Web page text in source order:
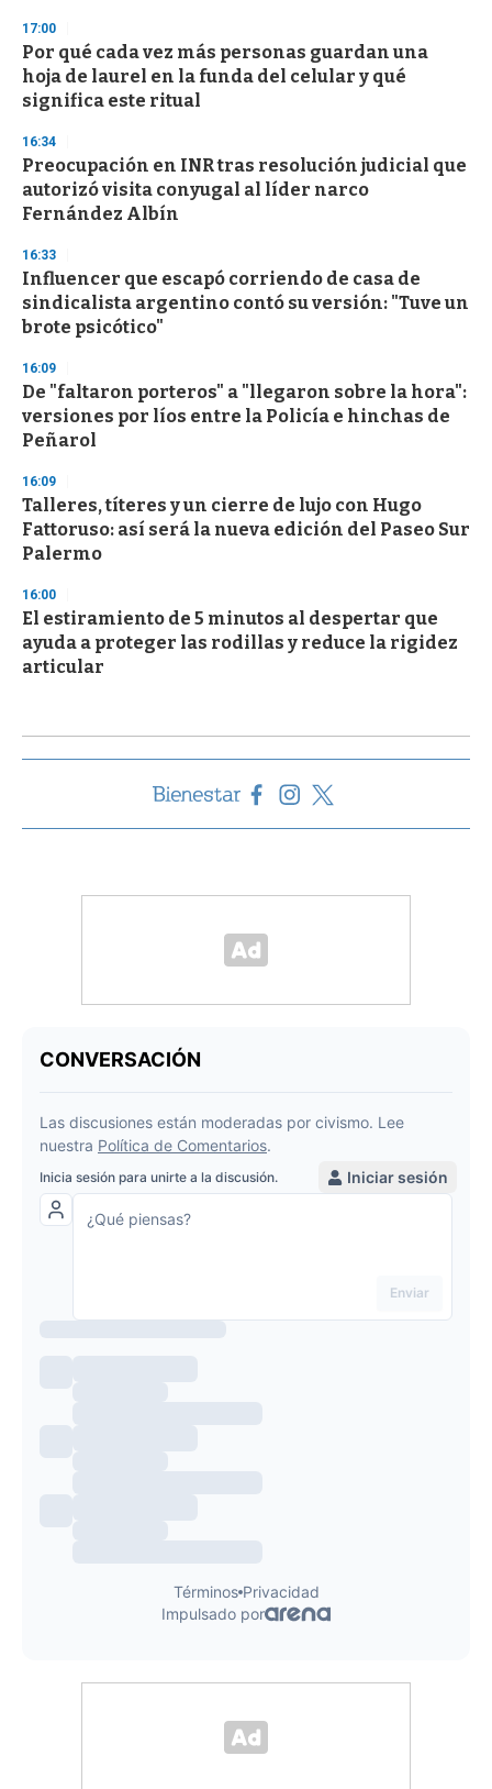
17:00
Por qué cada vez más personas guardan una
hoja de laurel en la funda del celular y qué
significa este ritual
16:34
Preocupación en INR tras resolución judicial que
autorizó visita conyugal al líder narco
Fernández Albín
16:33
Influencer que escapó corriendo de casa de
sindicalista argentino contó su versión: "Tuve un
brote psicótico"
16:09
De "faltaron porteros" a "llegaron sobre la hora":
versiones por líos entre la Policía e hinchas de
Peñarol
16:09
Talleres, títeres y un cierre de lujo con Hugo
Fattoruso: así será la nueva edición del Paseo Sur
Palermo
16:00
El estiramiento de 5 minutos al despertar que
ayuda a proteger las rodillas y reduce la rigidez
articular